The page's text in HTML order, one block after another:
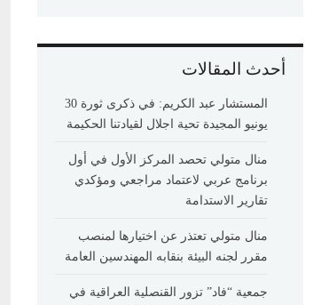
أحدث المقالات
المستشار عبد الكريم: في ذكرى ثورة 30
يونيو المجيدة تحية اجلال لقيادتنا الحكيمة
منال متولي تحصد المركز الأول في أول
برنامج عربي لاعتماد مراجعي ومؤكدي
تقارير الاستدامة
منال متولي تعتذر عن اختيارها لمنصب
مقرر لجنه البيئة بنقابه المهندسين العامة
جمعية “فاد” تزور القنصلية العراقية في